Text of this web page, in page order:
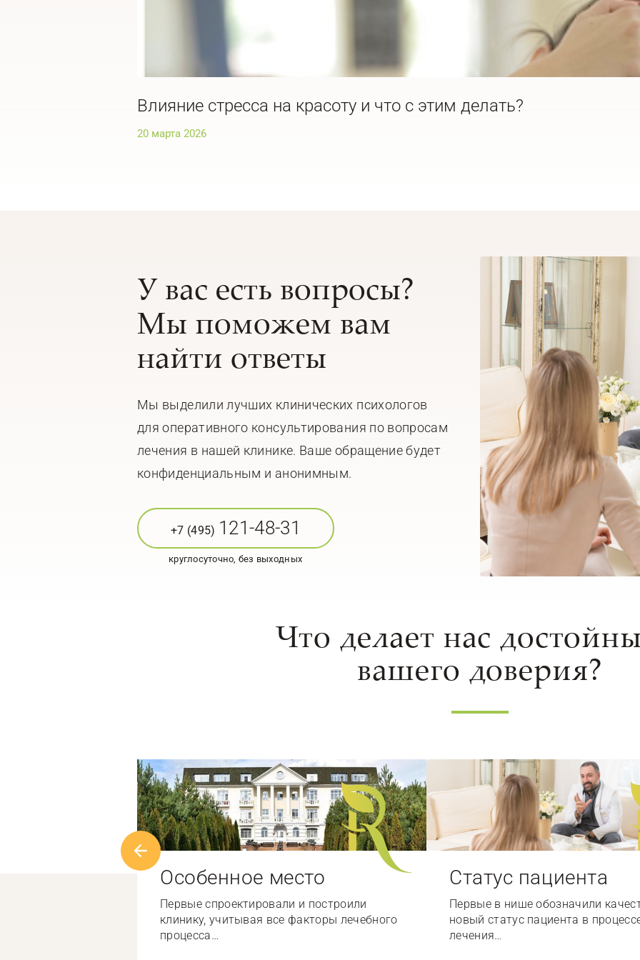
Влияние стресса на красоту и что с этим делать?
20 марта 2026
У вас есть вопросы?
Мы поможем вам
найти ответы
Мы выделили лучших клинических психологов
для оперативного консультирования по вопросам
лечения в нашей клинике. Ваше обращение будет
конфиденциальным и анонимным.
+7 (495) 121-48-31
круглосуточно, без выходных
Что делает нас
вашего доверия?
Особенное место
Первые спроектировали и построили
клинику, учитывая все факторы лечебного
процесса…
Статус пациента
Первые в нише обозначили
новый статус пациента в
лечения…